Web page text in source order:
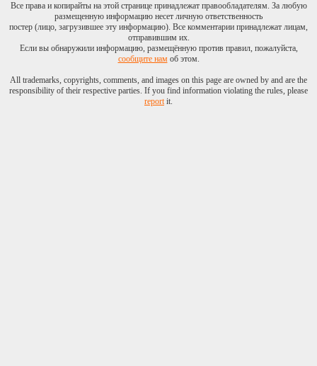
Все права и копирайты на этой странице принадлежат правообладателям. За любую
размещенную информацию несет личную ответственность
постер (лицо, загрузившее эту информацию). Все комментарии принадлежат лицам,
отправившим их.
Если вы обнаружили информацию, размещённую против правил, пожалуйста,
сообщите намоб этом.
All trademarks, copyrights, comments, and images on this page are owned by and are the
responsibility of their respective parties. If you find information violating the rules, please
reportit.